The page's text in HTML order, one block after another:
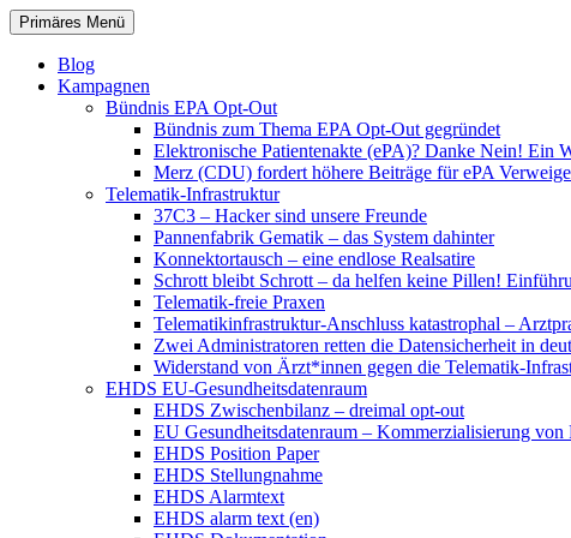
Zum
Inhalt
springen
patientenrechte-datenschutz.de
Suchen
Primäres Menü
Blog
Kampagnen
Bündnis EPA Opt-Out
Bündnis zum Thema EPA Opt-Out gegründet
Elektronische Patientenakte (ePA)? Danke Nein! Ein
Merz (CDU) fordert höhere Beiträge für ePA
Telematik-Infrastruktur
37C3 – Hacker sind unsere Freunde
Pannenfabrik Gematik – das System dahinter
Konnektortausch – eine endlose Realsatire
Schrott bleibt Schrott – da helfen keine Pillen!
Telematik-freie Praxen
Telematikinfrastruktur-Anschluss katastrophal –
Zwei Administratoren retten die Datensicherheit in
Widerstand von Ärzt*innen gegen die Telematik-
EHDS EU-Gesundheitsdatenraum
EHDS Zwischenbilanz – dreimal opt-out
EU Gesundheitsdatenraum – Kommerzialisierung von
EHDS Position Paper
EHDS Stellungnahme
EHDS Alarmtext
EHDS alarm text (en)